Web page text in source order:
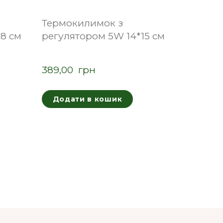
см
Термокилимок з
регулятором 5W 14*15 см
389,00  грн
Додати в кошик